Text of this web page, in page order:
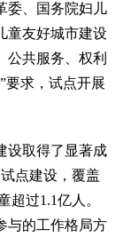
委、国务院妇儿
童友好城市建设
公共服务、权利
要求，试点开展
取得了显著成
点建设，覆盖
超过1.1亿人。
与的工作格局方